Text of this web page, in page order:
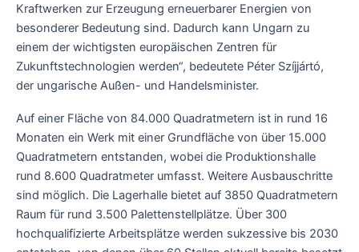
Kraftwerken zur Erzeugung erneuerbarer Energien von
besonderer Bedeutung sind. Dadurch kann Ungarn zu
einem der wichtigsten europäischen Zentren für
Zukunftstechnologien werden“, bedeutete Péter Szíjjártó,
der ungarische Außen- und Handelsminister.
Auf einer Fläche von 84.000 Quadratmetern ist in rund 16
Monaten ein Werk mit einer Grundfläche von über 15.000
Quadratmetern entstanden, wobei die Produktionshalle
rund 8.600 Quadratmeter umfasst. Weitere Ausbauschritte
sind möglich. Die Lagerhalle bietet auf 3850 Quadratmetern
Raum für rund 3.500 Palettenstellplätze. Über 300
hochqualifizierte Arbeitsplätze werden sukzessive bis 2030